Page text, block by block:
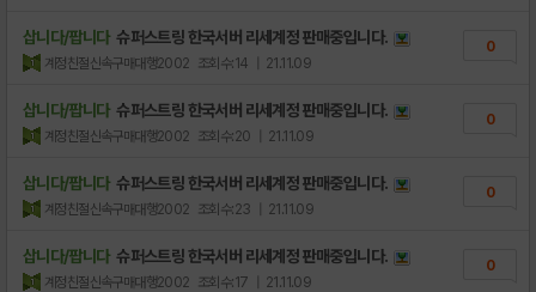
삽니다/팝니다 슈퍼스트링 한국서버 리세계정 판매중입니다.
계정친절신속구매대행2002 조회수:14 | 21.11.09
0
삽니다/팝니다 슈퍼스트링 한국서버 리세계정 판매중입니다.
계정친절신속구매대행2002 조회수:20 | 21.11.09
0
삽니다/팝니다 슈퍼스트링 한국서버 리세계정 판매중입니다.
계정친절신속구매대행2002 조회수:23 | 21.11.09
0
삽니다/팝니다 슈퍼스트링 한국서버 리세계정 판매중입니다.
계정친절신속구매대행2002 조회수:17 | 21.11.09
0